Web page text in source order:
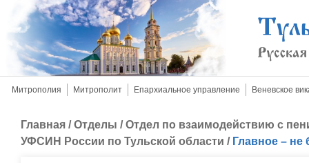
Митрополия Митрополит Епархиальное управление Веневское
Главная /Отделы /Отдел по взаимодействию с
УФСИН России по Тульской области / Главное –